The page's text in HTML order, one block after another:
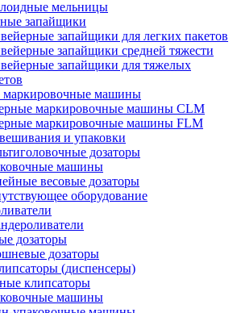
мельницы
запайщики
запайщики для легких пакетов
запайщики средней тяжести
запайщики для тяжелых
маркировочные машины
маркировочные машины CLM
маркировочные машины FLM
и упаковки
дозаторы
машины
весовые дозаторы
оборудование
дозаторы
дозаторы
(диспенсеры)
клипсаторы
машины